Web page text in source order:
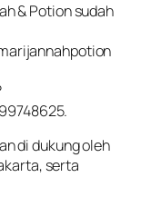
& Potion sudah
di dukung oleh
serta